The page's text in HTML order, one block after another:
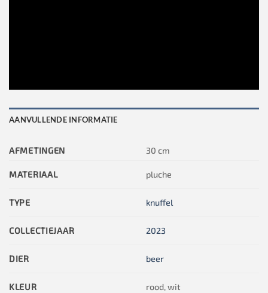
AANVULLENDE INFORMATIE
AFMETINGEN 30 cm
MATERIAAL pluche
TYPE knuffel
COLLECTIEJAAR 2023
DIER beer
KLEUR rood, wit